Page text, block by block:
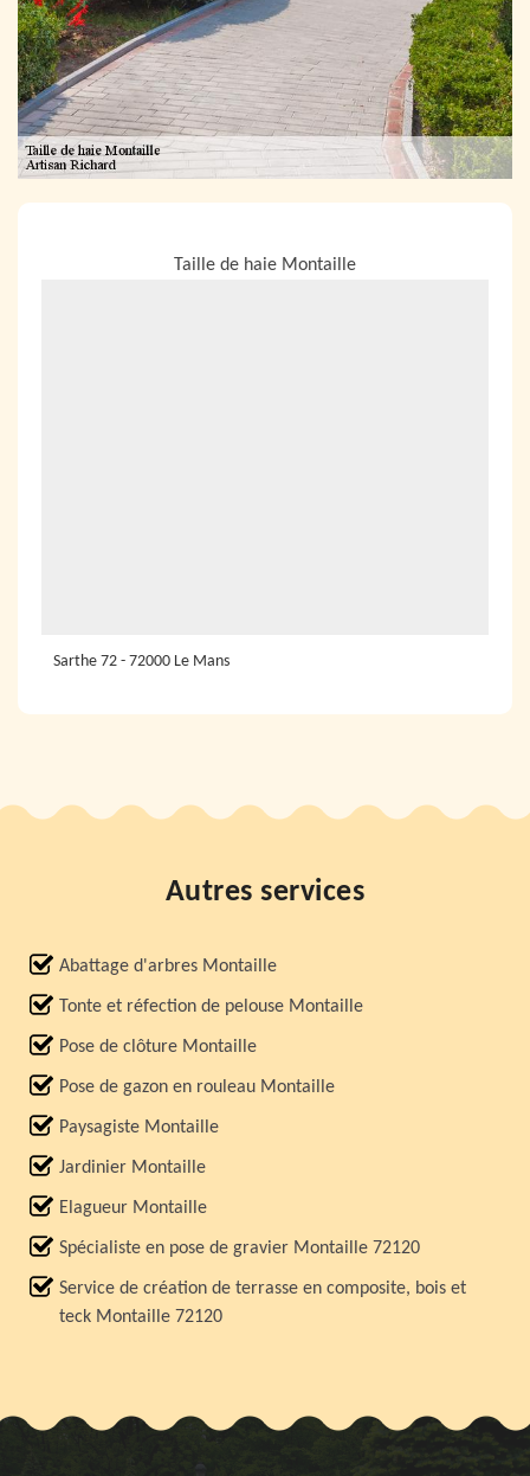
Taille de haie Montaille
Sarthe 72 - 72000 Le Mans
Autres services
Abattage d'arbres Montaille
Tonte et réfection de pelouse Montaille
Pose de clôture Montaille
Pose de gazon en rouleau Montaille
Paysagiste Montaille
Jardinier Montaille
Elagueur Montaille
Spécialiste en pose de gravier Montaille 72120
Service de création de terrasse en composite, bois et
teck Montaille 72120